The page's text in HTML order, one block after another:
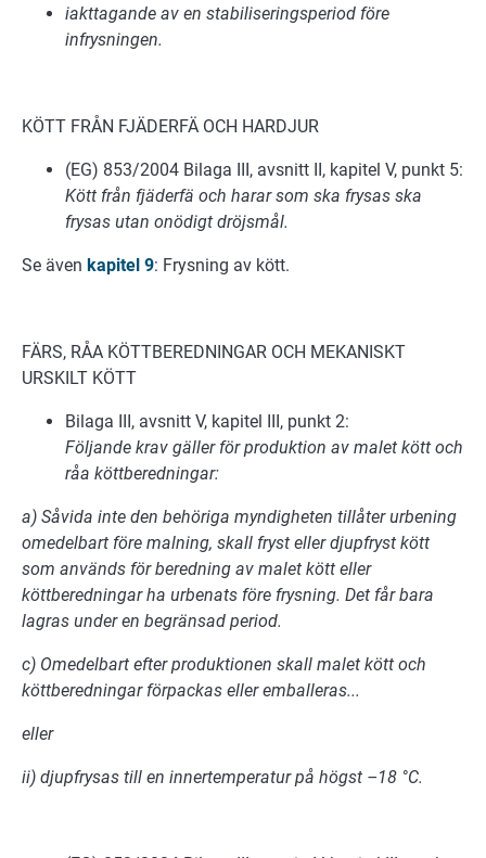
iakttagande av en stabiliseringsperiod före
infrysningen.
KÖTT FRÅN FJÄDERFÄ OCH HARDJUR
(EG) 853/2004 Bilaga III, avsnitt II, kapitel V, punkt 5:
Kött från fjäderfä och harar som ska frysas ska
frysas utan onödigt dröjsmål.
Se även kapitel 9: Frysning av kött.
FÄRS, RÅA KÖTTBEREDNINGAR OCH MEKANISKT
URSKILT KÖTT
Bilaga III, avsnitt V, kapitel III, punkt 2:
Följande krav gäller för produktion av malet kött och
råa köttberedningar:
a) Såvida inte den behöriga myndigheten tillåter urbening
omedelbart före malning, skall fryst eller djupfryst kött
som används för beredning av malet kött eller
köttberedningar ha urbenats före frysning. Det får bara
lagras under en begränsad period.
c) Omedelbart efter produktionen skall malet kött och
köttberedningar förpackas eller emballeras...
eller
ii) djupfrysas till en innertemperatur på högst –18 °C.